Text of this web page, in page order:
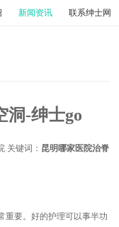
新闻资讯 联系绅士网
洞-绅士go
关键词： 昆明哪家医院治脊
要。好的护理可以事半功